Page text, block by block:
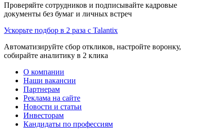
Проверяйте сотрудников и подписывайте кадровые
документы без бумаг и личных встреч
Ускорьте подбор в 2 раза с Talantix
Автоматизируйте сбор откликов, настройте воронку,
собирайте аналитику в 2 клика
О компании
Наши вакансии
Партнерам
Реклама на сайте
Новости и статьи
Инвесторам
Кандидаты по профессиям